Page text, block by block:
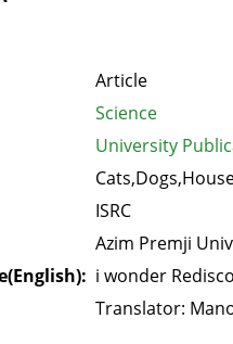
Article
Science
University
ISRC
Azim Premji
i wonder
Translator: